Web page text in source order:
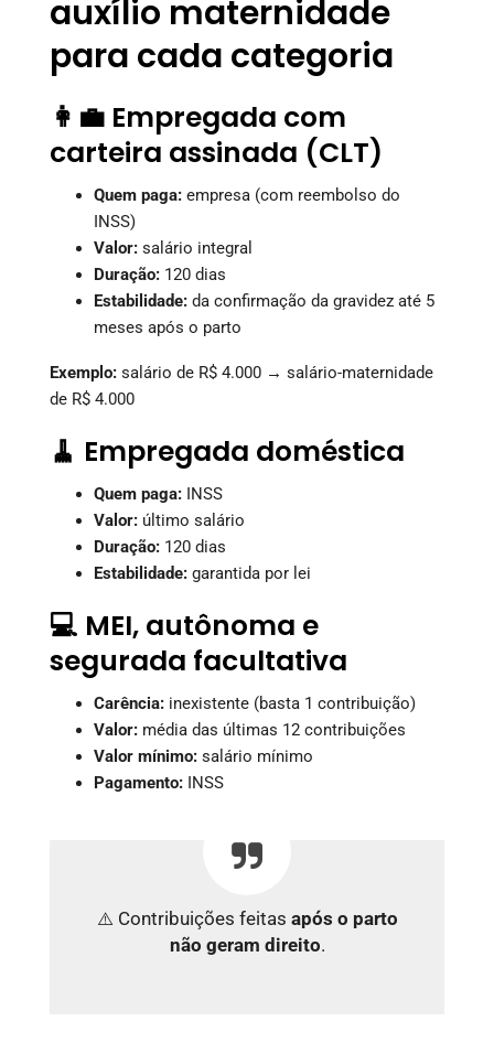
auxílio maternidade
para cada categoria
👩‍💼 Empregada com
carteira assinada (CLT)
Quem paga: empresa (com reembolso do
INSS)
Valor: salário integral
Duração: 120 dias
Estabilidade: da confirmação da gravidez até 5
meses após o parto
Exemplo: salário de R$ 4.000 → salário-maternidade
de R$ 4.000
🧹 Empregada doméstica
Quem paga: INSS
Valor: último salário
Duração: 120 dias
Estabilidade: garantida por lei
💻 MEI, autônoma e
segurada facultativa
Carência: inexistente (basta 1 contribuição)
Valor: média das últimas 12 contribuições
Valor mínimo: salário mínimo
Pagamento: INSS
⚠️ Contribuições feitas após o parto
não geram direito.